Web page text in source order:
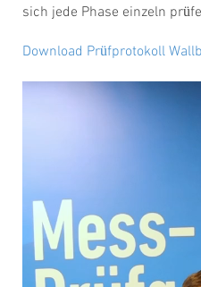
sich jede Phase einzeln
Download Prüfprotokoll